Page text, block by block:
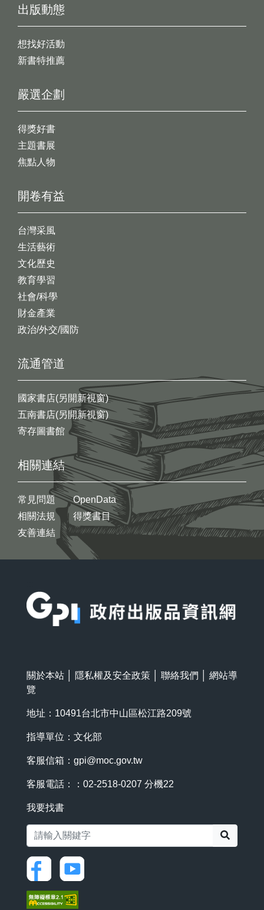
出版動態
想找好活動
新書特推薦
開卷有益
台灣采風
生活藝術
文化歷史
教育學習
社會/科學
財金產業
政治/外交/國防
嚴選企劃
得獎好書
主題書展
焦點人物
流通管道
國家書店(另開新視窗)
五南書店(另開新視窗)
寄存圖書館
相關連結
常見問題
相關法規
友善連結
OpenData
得獎書目
關於本站 隱私權及安全政策 聯絡我們
網站導
覽
地址：10491台北市中山區松江路209號
指導單位：文化部
客服信箱： gpi@moc.gov.tw
客服電話：：02-2518-0207 分機22
我要找書